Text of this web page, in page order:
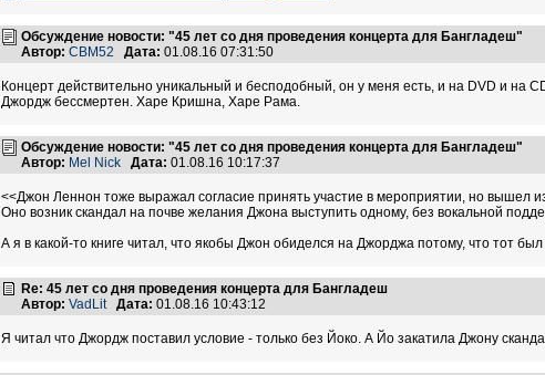
Обсуждение новости: "45 лет со дня проведения концерта для Бангладеш"
Автор: СВМ52 Дата: 01.08.16 07:31:50
Концерт действительно уникальный и бесподобный, он у меня есть, и на DVD и на
Джордж бессмертен. Харе Кришна, Харе Рама.
Обсуждение новости: "45 лет со дня проведения концерта для Бангладеш"
Автор: Mel Nick Дата: 01.08.16 10:17:37
<<Джон Леннон тоже выражал согласие принять участие в мероприятии, но вышел
Оно возник скандал на почве желания Джона выступить одному, без вокальной
А я в какой-то книге читал, что якобы Джон обиделся на Джорджа потому, что тот
Re: 45 лет со дня проведения концерта для Бангладеш
Автор: VadLit Дата: 01.08.16 10:43:12
Я читал что Джордж поставил условие - только без Йоко. А Йо закатила Джону